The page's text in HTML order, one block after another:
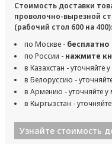
Стоимость доставки
проволочно-вырезной
(рабочий стол 600 на 400):
по Москве - бесплатно
по России - нажмите
в Казахстан - уточняйте
в Белоруссию -
в Армению - уточняйте
в Кыргызстан -
Узнайте стоимость